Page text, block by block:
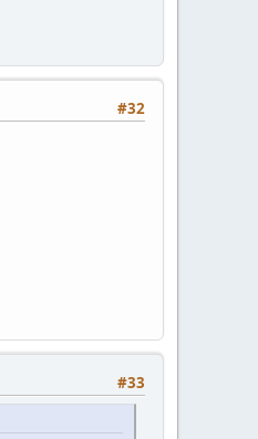
#32
#33